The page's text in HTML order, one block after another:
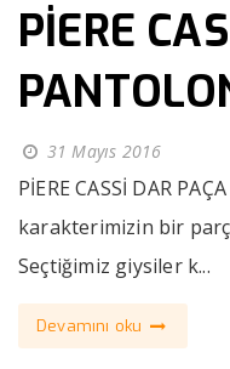
PİERE
31 Mayıs 2016
PİERE CASSİ DAR
karakterimizin bir
Seçtiğimiz giysiler k...
Devamını oku